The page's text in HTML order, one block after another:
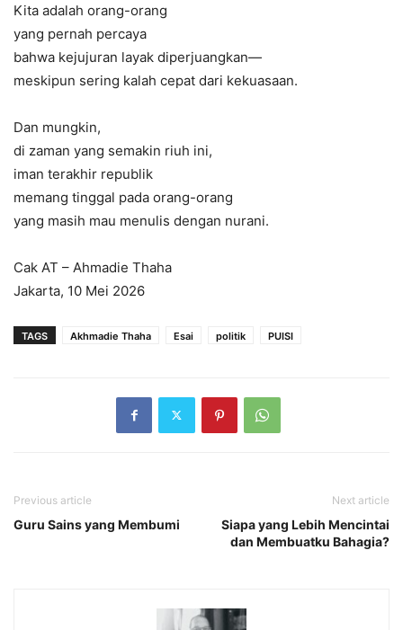
Kita adalah orang-orang
yang pernah percaya
bahwa kejujuran layak diperjuangkan—
meskipun sering kalah cepat dari kekuasaan.
Dan mungkin,
di zaman yang semakin riuh ini,
iman terakhir republik
memang tinggal pada orang-orang
yang masih mau menulis dengan nurani.
Cak AT – Ahmadie Thaha
Jakarta, 10 Mei 2026
TAGS Akhmadie Thaha Esai politik PUISI
Previous article
Guru Sains yang Membumi
Next article
Siapa yang Lebih Mencintai
dan Membuatku Bahagia?